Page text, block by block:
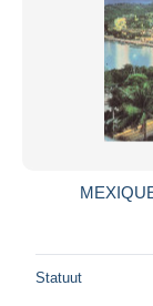
Statuut